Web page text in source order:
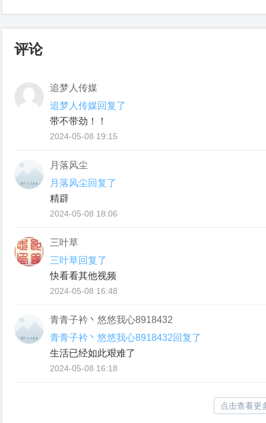
评论
追梦人传媒
追梦人传媒回复了
带不带劲！！
2024-05-08 19:15
月落风尘
月落风尘回复了
精辟
2024-05-08 18:06
三叶草
三叶草回复了
快看看其他视频
2024-05-08 16:48
青青子衿丶悠悠我心8918432
青青子衿丶悠悠我心8918432回复了
生活已经如此艰难了
2024-05-08 16:18
点击查看更